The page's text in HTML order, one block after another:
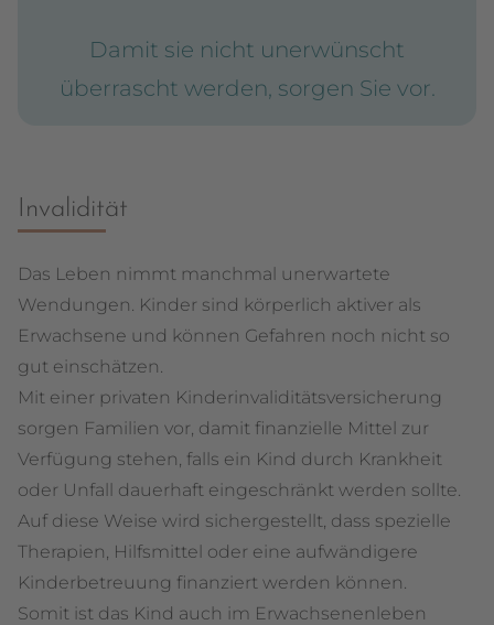
Damit sie nicht unerwünscht
überrascht werden, sorgen Sie vor.
Invalidität
Das Leben nimmt manchmal unerwartete
Wendungen. Kinder sind körperlich aktiver als
Erwachsene und können Gefahren noch nicht so
gut einschätzen.
Mit einer privaten Kinder­invaliditäts­versicherung
sorgen Familien vor, damit finanzielle Mittel zur
Verfügung stehen, falls ein Kind durch Krankheit
oder Unfall dauerhaft eingeschränkt werden sollte.
Auf diese Weise wird sichergestellt, dass spezielle
Therapien, Hilfsmittel oder eine aufwändigere
Kinderbetreuung finanziert werden können.
Somit ist das Kind auch im Erwachsenenleben